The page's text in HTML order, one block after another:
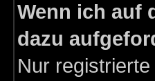
Wenn ich auf
dazu
Nur